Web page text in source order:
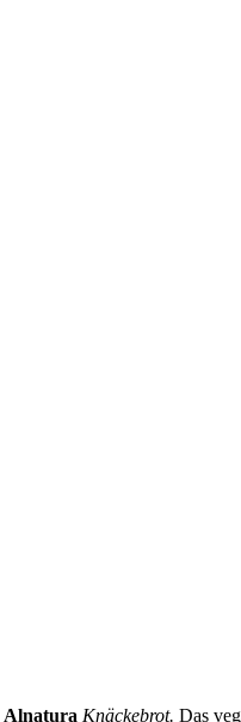
Alnatura Knäckebrot. Das